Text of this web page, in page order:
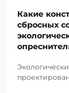
Какие
сбросных